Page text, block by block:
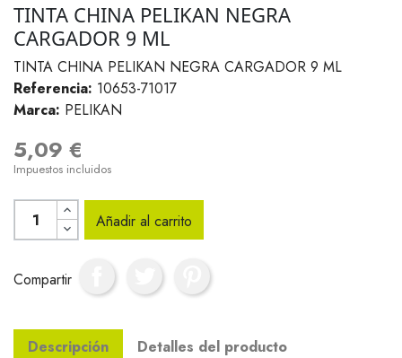
TINTA CHINA PELIKAN NEGRA
CARGADOR 9 ML
TINTA CHINA PELIKAN NEGRA CARGADOR 9 ML
Referencia: 10653-71017
Marca: PELIKAN
5,09 €
Impuestos incluidos
Añadir al carrito
Compartir
Descripción Detalles del producto